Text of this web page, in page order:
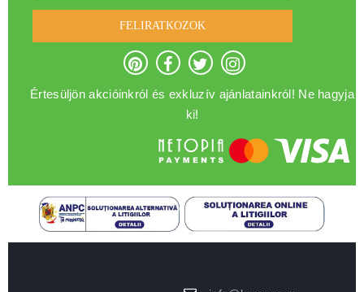
FELIRATKOZOK
Értesüljön akcióinkról és exkluzív ajánlatainkról! Ne hagyja
ki!